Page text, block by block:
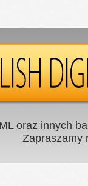
oraz innych
Zapraszamy